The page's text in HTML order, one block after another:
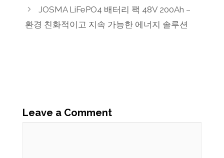
JOSMA LiFePO4 배터리 팩 48V 200Ah –
환경 친화적이고 지속 가능한 에너지 솔루션
Leave a Comment